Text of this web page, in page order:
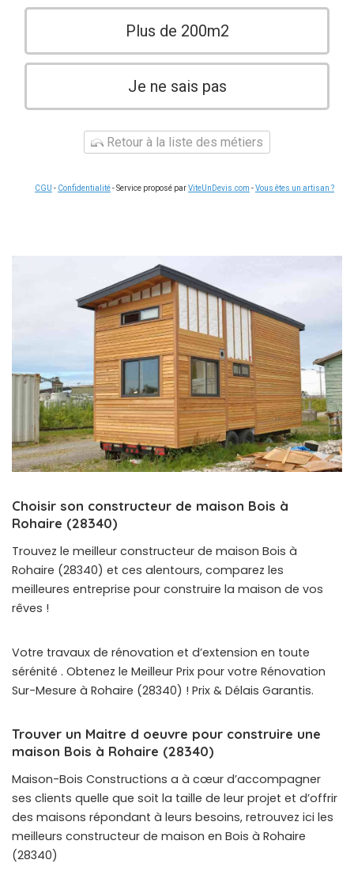
Plus de 200m2
Je ne sais pas
Retour à la liste des métiers
CGU - Confidentialité- Service proposé parViteUnDevis.com -Vous êtes un artisan ?
Choisir son constructeur de maison Bois à
Rohaire (28340)
Trouvez le meilleur constructeur de maison Bois à
Rohaire (28340) et ces alentours, comparez les
meilleures entreprise pour construire la maison de vos
rêves !
Votre travaux de rénovation et d’extension en toute
sérénité . Obtenez le Meilleur Prix pour votre Rénovation
Sur-Mesure à Rohaire (28340) ! Prix & Délais Garantis.
Trouver un Maitre d oeuvre pour construire une
maison Bois à Rohaire (28340)
Maison-Bois Constructions a à cœur d’accompagner
ses clients quelle que soit la taille de leur projet et d’offrir
des maisons répondant à leurs besoins, retrouvez ici les
meilleurs constructeur de maison en Bois à Rohaire
(28340)